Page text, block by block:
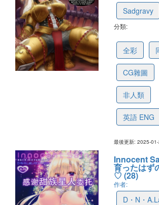
Sadgravy
分類:
全彩
CG雜圖
非人類
英語 ENG
最後更新: 2025-
Innocent
育ったはず
♡ (28)
作者:
D・N・